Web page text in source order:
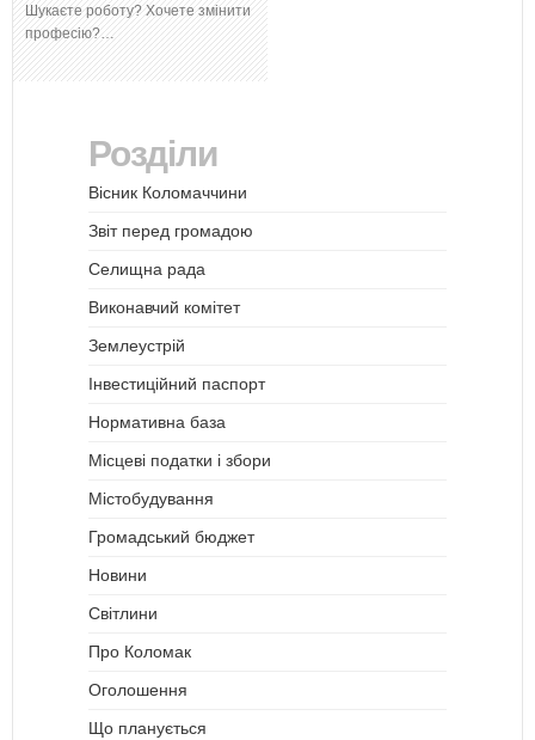
Шукаєте роботу? Хочете змінити
професію?…
Розділи
Вісник Коломаччини
Звіт перед громадою
Селищна рада
Виконавчий комітет
Землеустрій
Інвестиційний паспорт
Нормативна база
Місцеві податки і збори
Містобудування
Громадський бюджет
Новини
Світлини
Про Коломак
Оголошення
Що планується